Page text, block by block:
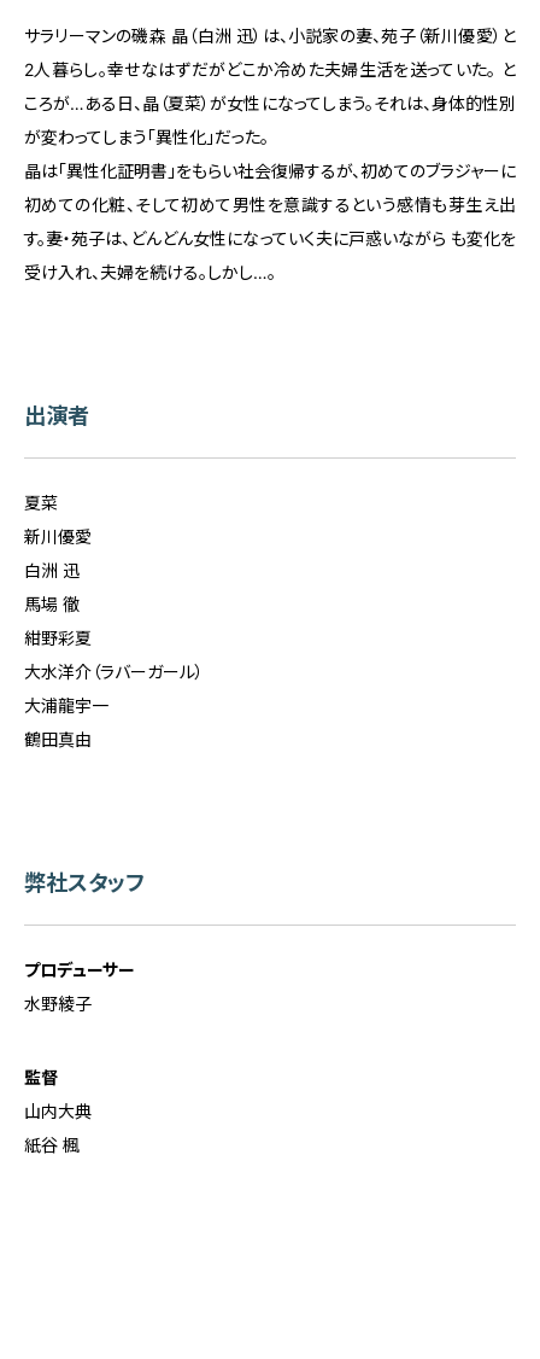
サラリーマンの磯森 晶（白洲 迅）は、小説家の妻、苑子（新川優愛）と
2人暮らし。幸せなはずだがどこか冷めた夫婦生活を送っていた。 と
ころが…ある日、晶（夏菜）が女性になってしまう。それは、身体的性別
が変わってしまう「異性化」だった。
晶は「異性化証明書」をもらい社会復帰するが、初めてのブラジャーに
初めての化粧、そして初めて男性を意識するという感情も芽生え出
す。妻・苑子は、どんどん女性になっていく夫に戸惑いながら も変化を
受け入れ、夫婦を続ける。しかし…。
出演者
夏菜
新川優愛
白洲 迅
馬場 徹
紺野彩夏
大水洋介（ラバーガール）
大浦龍宇一
鶴田真由
弊社スタッフ
プロデューサー
水野綾子
監督
山内大典
紙谷 楓